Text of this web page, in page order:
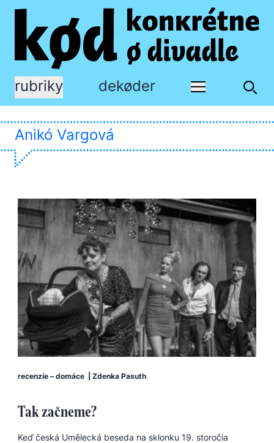
rubriky dekøder
Anikó Vargová
recenzie – domáce Zdenka Pasuth
Tak začneme?
Keď česká Umělecká beseda na sklonku 19. storočia